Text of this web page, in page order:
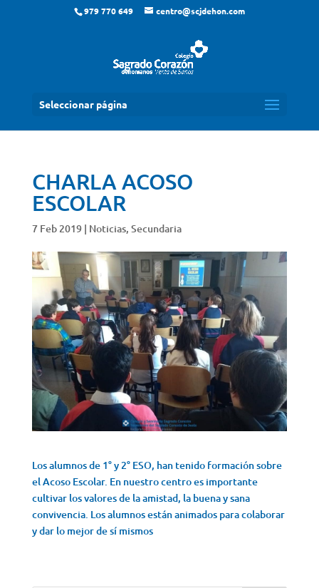
979 770 649 centro@scjdehon.com
Seleccionar página
CHARLA ACOSO
ESCOLAR
7 Feb 2019| Noticias, Secundaria
Los alumnos de 1° y 2° ESO, han tenido formación sobre
el Acoso Escolar. En nuestro centro es importante
cultivar los valores de la amistad, la buena y sana
convivencia. Los alumnos están animados para colaborar
y dar lo mejor de sí mismos